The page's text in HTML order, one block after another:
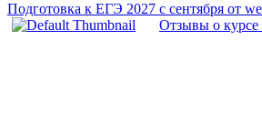
Подготовка к ЕГЭ 2027 с сентября от
Отзывы о